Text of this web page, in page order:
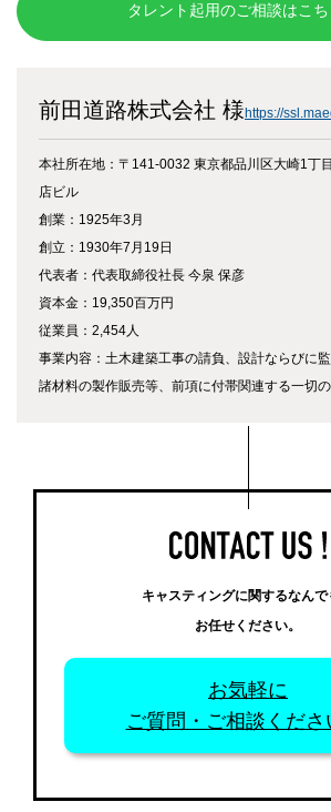
タレント起用のご相談はこち
前田道路株式会社 様https://
本社所在地：〒141-0032 東京都品川区大崎1丁
店ビル
創業：1925年3月
創立：1930年7月19日
代表者：代表取締役社長 今泉 保彦
資本金：19,350百万円
従業員：2,454人
事業内容：土木建築工事の請負、設計ならびに
諸材料の製作販売等、前項に付帯関連する一切
キャスティングに関するなんで
お任せください。
お気軽に
ご質問・ご相談くださ